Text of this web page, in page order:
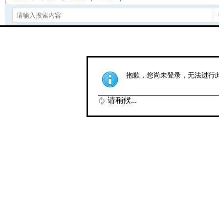
抱歉，您尚未登录，无法进行
请稍候...